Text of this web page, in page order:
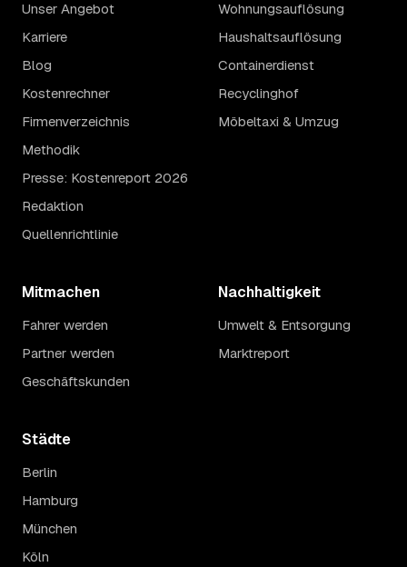
Unser Angebot
Karriere
Blog
Kostenrechner
Firmenverzeichnis
Methodik
Presse: Kostenreport 2026
Redaktion
Quellenrichtlinie
Wohnungsauflösung
Haushaltsauflösung
Containerdienst
Recyclinghof
Möbeltaxi & Umzug
Mitmachen
Fahrer werden
Partner werden
Geschäftskunden
Nachhaltigkeit
Umwelt & Entsorgung
Marktreport
Städte
Berlin
Hamburg
München
Köln